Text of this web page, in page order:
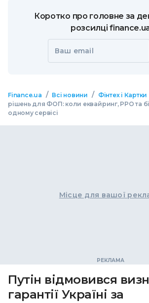
Коротко про головне за
розсилці
Ваш email
Finance.ua / Всі новини / Фінтех і Картки
рішень для ФОП: коли еквайринг, РРО та
одному сервісі
Місце для вашої
Путін відмовився
гарантії Україні за